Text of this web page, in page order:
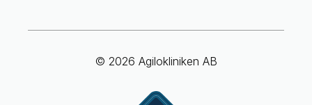
© 2026 Agilokliniken AB